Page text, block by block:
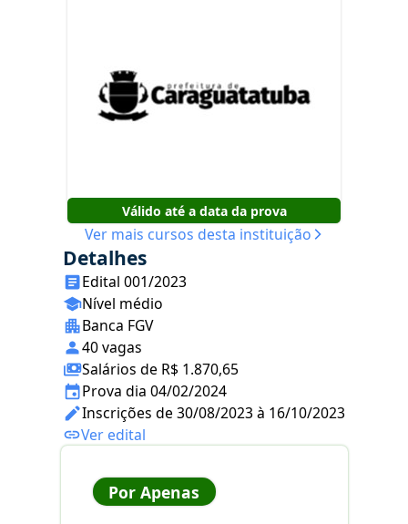
Válido até a data da prova
Ver mais cursos desta instituição
Detalhes
Edital 001/2023
Nível médio
Banca FGV
40 vagas
Salários de R$ 1.870,65
Prova dia 04/02/2024
Inscrições de 30/08/2023 à 16/10/2023
Ver edital
Por Apenas